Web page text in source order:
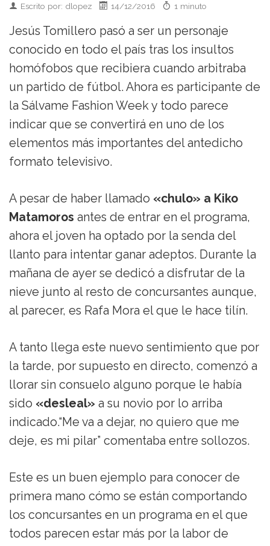
Escrito por: dlopez 14/12/2016 1 minuto
Jesús Tomillero pasó a ser un personaje
conocido en todo el país tras los insultos
homófobos que recibiera cuando arbitraba
un partido de fútbol. Ahora es participante de
la Sálvame Fashion Week y todo parece
indicar que se convertirá en uno de los
elementos más importantes del antedicho
formato televisivo.
A pesar de haber llamado «chulo» a Kiko
Matamoros antes de entrar en el programa,
ahora el joven ha optado por la senda del
llanto para intentar ganar adeptos. Durante la
mañana de ayer se dedicó a disfrutar de la
nieve junto al resto de concursantes aunque,
al parecer, es Rafa Mora el que le hace tilín.
A tanto llega este nuevo sentimiento que por
la tarde, por supuesto en directo, comenzó a
llorar sin consuelo alguno porque le había
sido «desleal» a su novio por lo arriba
indicado.“Me va a dejar, no quiero que me
deje, es mi pilar” comentaba entre sollozos.
Este es un buen ejemplo para conocer de
primera mano cómo se están comportando
los concursantes en un programa en el que
todos parecen estar más por la labor de